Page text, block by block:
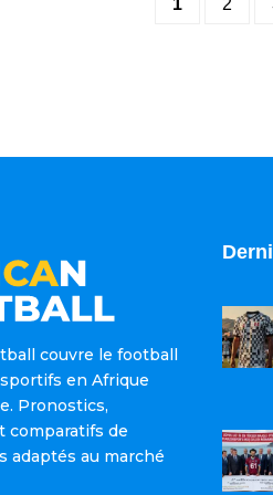
1 2
couvre le football
en Afrique
Pronostics,
comparatifs de
adaptés au marché